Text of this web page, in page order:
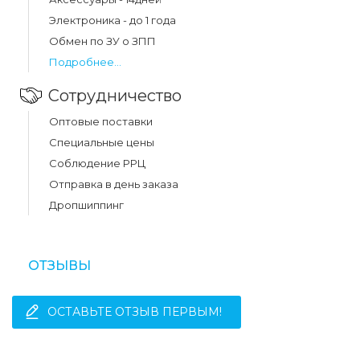
Электроника - до 1 года
Обмен по ЗУ о ЗПП
Подробнее...
Сотрудничество
Оптовые поставки
Специальные цены
Соблюдение РРЦ
Отправка в день заказа
Дропшиппинг
ОТЗЫВЫ
ОСТАВЬТЕ ОТЗЫВ ПЕРВЫМ!